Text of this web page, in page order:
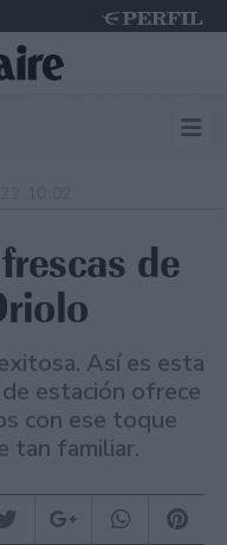
de
Así es esta
estación ofrece
con ese toque
tan familiar.